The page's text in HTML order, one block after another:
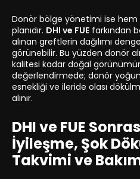
Donör bölge yönetimi ise
planıdır. DHI ve FUE farkından
alınan greftlerin dağılımı
görünebilir. Bu yüzden donör
kalitesi kadar doğal
değerlendirmede; donör
esnekliği ve ileride olası
alınır.
DHI ve FUE
İyileşme, Şok
Takvimi ve